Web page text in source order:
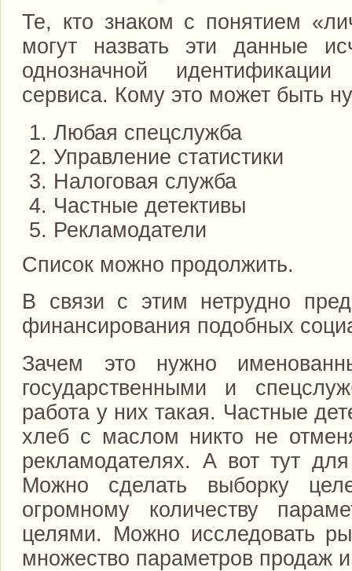
Те, кто знаком с понятием
могут назвать эти данные
однозначной
сервиса. Кому это может быть
Любая спецслужба
Управление статистики
Налоговая служба
Частные детективы
Рекламодатели
Список можно продолжить.
В связи с этим нетрудно
финансирования подобных
Зачем это нужно
государственными и
работа у них такая. Частные
хлеб с маслом никто не
рекламодателях. А вот тут
Можно сделать выборку
огромному количеству
целями. Можно исследовать
множество параметров продаж